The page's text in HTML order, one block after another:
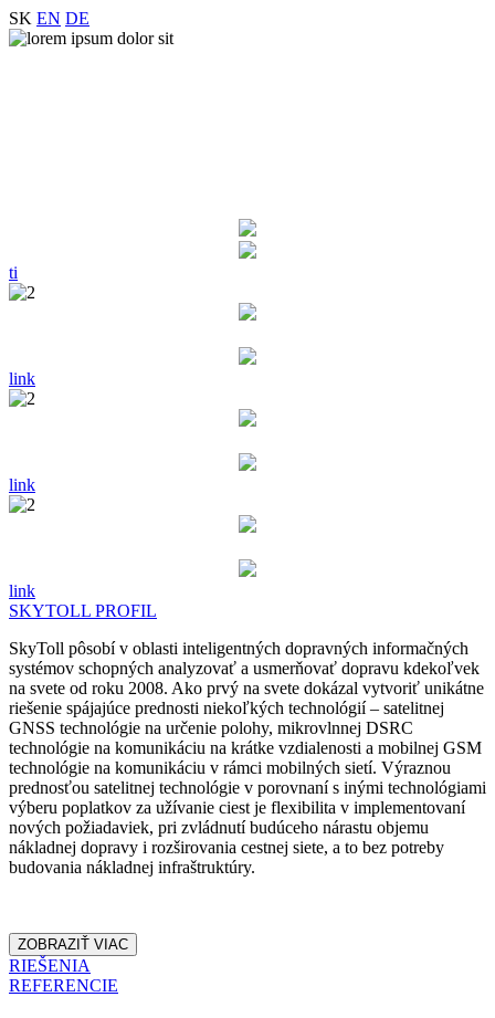
SK EN DE
ti
link
link
link
SKYTOLL PROFIL
SkyToll pôsobí v oblasti inteligentných dopravných informačných
systémov schopných analyzovať a usmerňovať dopravu kdekoľvek
na svete od roku 2008. Ako prvý na svete dokázal vytvoriť unikátne
riešenie spájajúce prednosti niekoľkých technológií – satelitnej
GNSS technológie na určenie polohy, mikrovlnnej DSRC
technológie na komunikáciu na krátke vzdialenosti a mobilnej GSM
technológie na komunikáciu v rámci mobilných sietí. Výraznou
prednosťou satelitnej technológie v porovnaní s inými technológiami
výberu poplatkov za užívanie ciest je flexibilita v implementovaní
nových požiadaviek, pri zvládnutí budúceho nárastu objemu
nákladnej dopravy i rozširovania cestnej siete, a to bez potreby
budovania nákladnej infraštruktúry.
ZOBRAZIŤ VIAC
RIEŠENIA
REFERENCIE